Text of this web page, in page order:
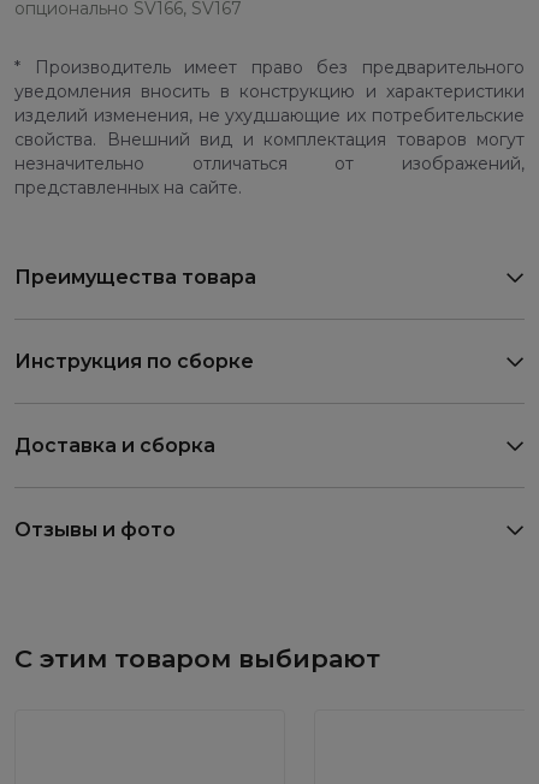
опционально SV166, SV167
* Производитель имеет право без предварительного
уведомления вносить в конструкцию и характеристики
изделий изменения, не ухудшающие их потребительские
свойства. Внешний вид и комплектация товаров могут
незначительно отличаться от изображений,
представленных на сайте.
Преимущества товара
Инструкция по сборке
Доставка и сборка
Отзывы и фото
С этим товаром выбирают